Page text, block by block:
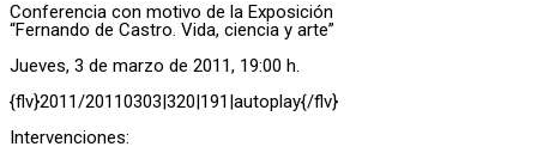
Conferencia con motivo de la Exposición
“Fernando de Castro. Vida, ciencia y arte”
Jueves, 3 de marzo de 2011, 19:00 h.
{flv}2011/20110303|320|191|autoplay{/flv}
Intervenciones: